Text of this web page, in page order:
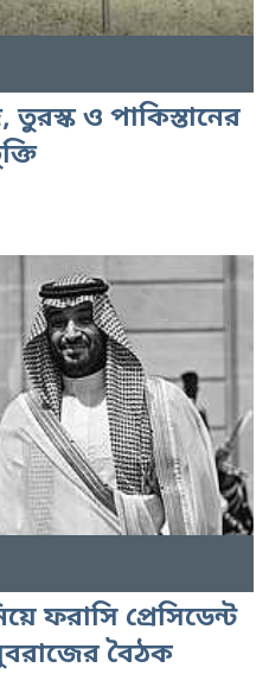
ও পাকিস্তানের
ফরাসি প্রেসিডেন্ট
যুবরাজের বৈঠক